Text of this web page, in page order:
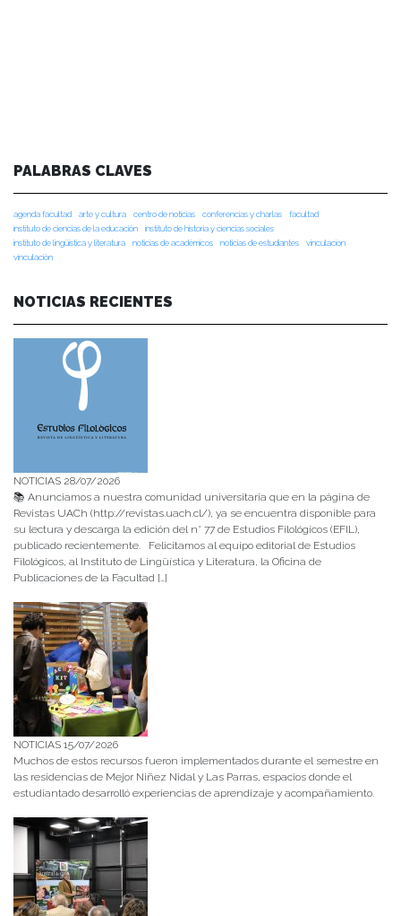
PALABRAS CLAVES
agenda facultad arte y cultura centro de noticias conferencias y charlas
facultad
instituto de ciencias de la educación
instituto de historia y ciencias sociales
instituto de lingüística y literatura
noticias de académicos noticias de estudiantes
vinculacion
vinculación
NOTICIAS RECIENTES
NOTICIAS 28/07/2026
📚 Anunciamos a nuestra comunidad universitaria que en la página de
Revistas UACh (http://revistas.uach.cl/), ya se encuentra disponible para
su lectura y descarga la edición del n° 77 de Estudios Filológicos (EFIL),
publicado recientemente. Felicitamos al equipo editorial de Estudios
Filológicos, al Instituto de Lingüística y Literatura, la Oficina de
Publicaciones de la Facultad […]
NOTICIAS 15/07/2026
Muchos de estos recursos fueron implementados durante el semestre en
las residencias de Mejor Niñez Nidal y Las Parras, espacios donde el
estudiantado desarrolló experiencias de aprendizaje y acompañamiento.